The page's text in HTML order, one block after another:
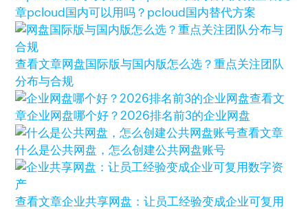
章pcloud国内可以用吗？pcloud国内替代方案
查看文章网盘国际版与国内版怎么选？重点关注团队
分布与合规
查看文
章企业网盘哪个好？2026排名前3的企业网盘
查看文章
什么是公共网盘，怎么创建公共网盘账号
查看文章企业共享网盘：让员工经验变成企业可复用